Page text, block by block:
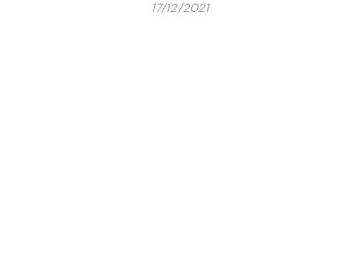
17/12/2021